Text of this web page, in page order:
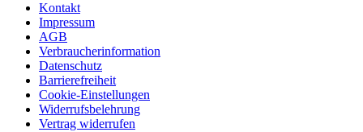
Kontakt
Impressum
AGB
Verbraucherinformation
Datenschutz
Barrierefreiheit
Cookie-Einstellungen
Widerrufsbelehrung
Vertrag widerrufen